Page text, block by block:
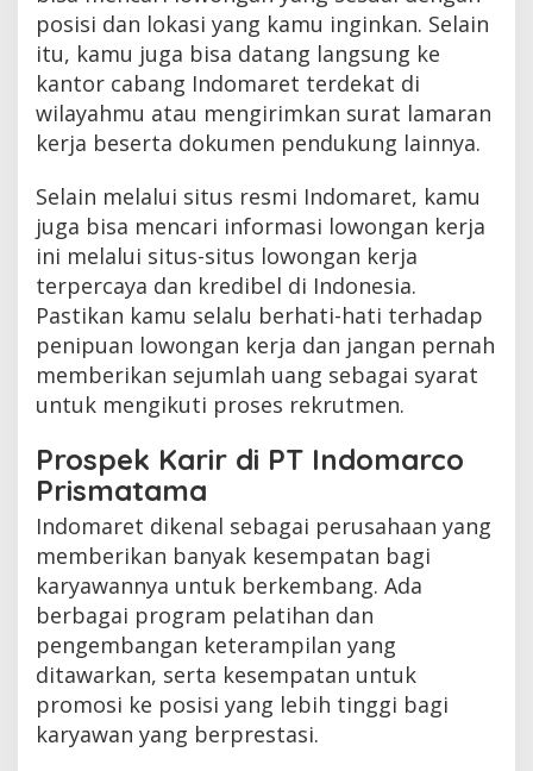
posisi dan lokasi yang kamu inginkan. Selain
itu, kamu juga bisa datang langsung ke
kantor cabang Indomaret terdekat di
wilayahmu atau mengirimkan surat lamaran
kerja beserta dokumen pendukung lainnya.
Selain melalui situs resmi Indomaret, kamu
juga bisa mencari informasi lowongan kerja
ini melalui situs-situs lowongan kerja
terpercaya dan kredibel di Indonesia.
Pastikan kamu selalu berhati-hati terhadap
penipuan lowongan kerja dan jangan pernah
memberikan sejumlah uang sebagai syarat
untuk mengikuti proses rekrutmen.
Prospek Karir di PT Indomarco
Prismatama
Indomaret dikenal sebagai perusahaan yang
memberikan banyak kesempatan bagi
karyawannya untuk berkembang. Ada
berbagai program pelatihan dan
pengembangan keterampilan yang
ditawarkan, serta kesempatan untuk
promosi ke posisi yang lebih tinggi bagi
karyawan yang berprestasi.